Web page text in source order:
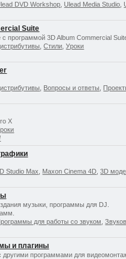
DVD Workshop Ulead Media Studio
Suite
программой 3D Album Commercial
,Стили ,Уроки
Вопросы и ответы
X
Studio Max Maxon Cinema 4D ,3D
музыки, программы для DJ.
для работы со звуком ,
и плагины
другими программами для